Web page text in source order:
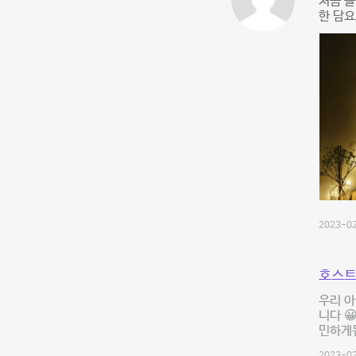
한 담
2023-
호스
우리
니다
민하